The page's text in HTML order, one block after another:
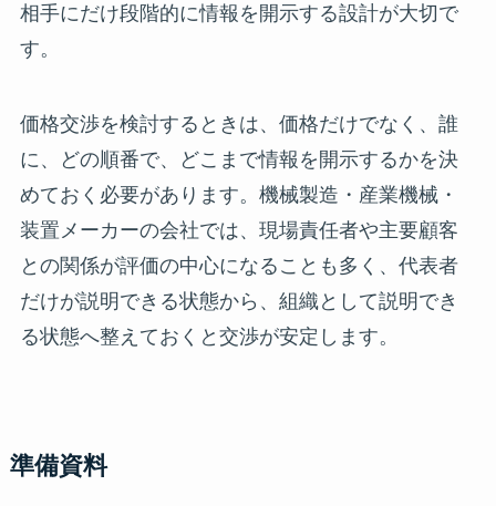
相手にだけ段階的に情報を開示する設計が大切で
す。
価格交渉を検討するときは、価格だけでなく、誰
に、どの順番で、どこまで情報を開示するかを決
めておく必要があります。機械製造・産業機械・
装置メーカーの会社では、現場責任者や主要顧客
との関係が評価の中心になることも多く、代表者
だけが説明できる状態から、組織として説明でき
る状態へ整えておくと交渉が安定します。
準備資料